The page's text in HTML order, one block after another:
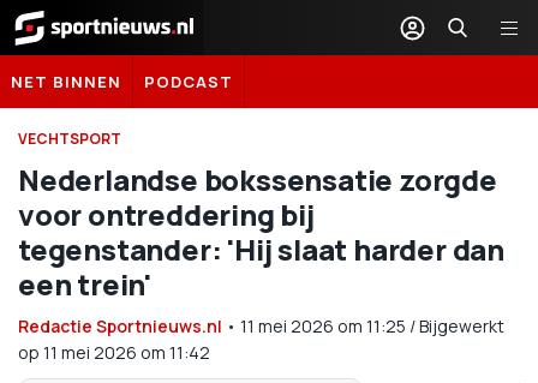
Sportnieuws.nl
NET BINNEN PODCAST
VECHTSPORT
Nederlandse bokssensatie zorgde
voor ontreddering bij
tegenstander: 'Hij slaat harder dan
een trein'
Redactie Sportnieuws.nl • 11 mei 2026 om 11:25 /Bijgewerkt
op 11 mei 2026 om 11:42